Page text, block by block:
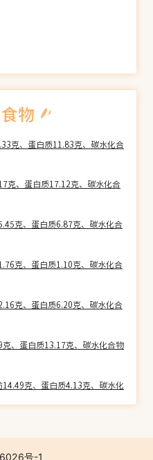
克、蛋白质11.83克、碳水化合
克、蛋白质17.12克、碳水化合
克、蛋白质6.87克、碳水化合
克、蛋白质1.10克、碳水化合
克、蛋白质6.20克、碳水化合
、蛋白质13.17克、碳水化合物
克、蛋白质4.13克、碳水化
号-1